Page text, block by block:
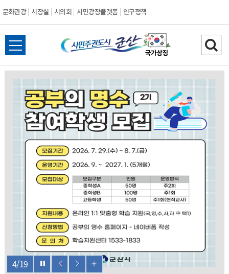
문화관광 시장실 시의회 시민광장플랫폼 인구정책
시
민
주
권
도
시
군
산
전
체
검
색
4/19